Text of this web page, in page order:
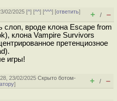
02/2025 [^] [^^] [^^^] [ответить]
+ / –
вроде клона Escape from
клона Vampire Survivors
претенциозное
игры!
23/02/2025Скрыто ботом-
] + / –